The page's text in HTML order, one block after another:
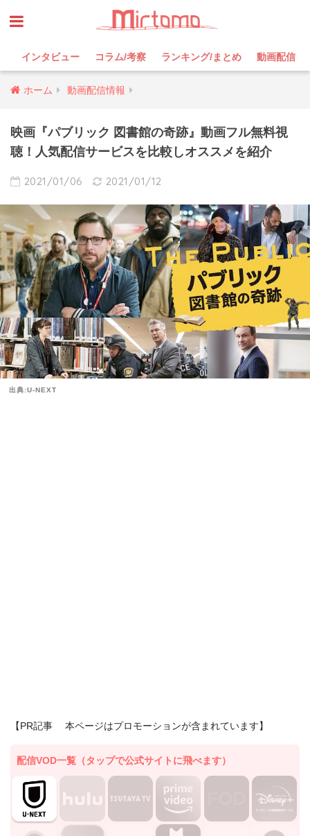
インタビュー コラム/考察 ランキング/まとめ 動画配信
ホーム 動画配信情報
映画『パブリック 図書館の奇跡』動画フル無料視
聴！人気配信サービスを比較しオススメを紹介
2021/01/06 2021/01/12
出典:U-NEXT
【PR記事 本ページはプロモーションが含まれています】
配信VOD一覧（タップで公式サイトに飛べます）